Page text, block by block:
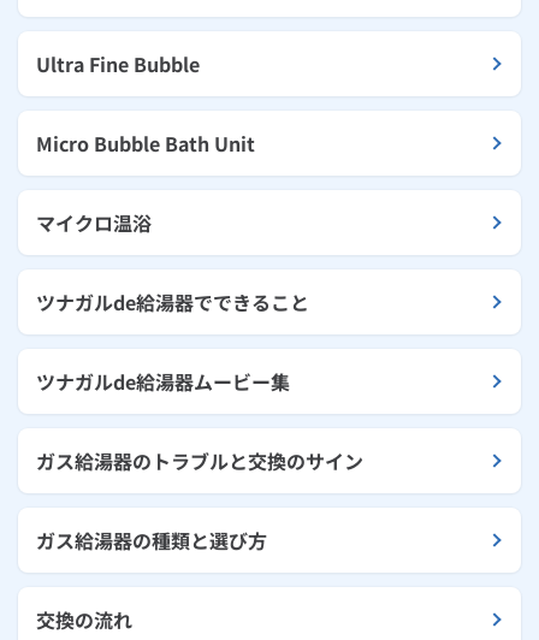
Ultra Fine Bubble
Micro Bubble Bath Unit
マイクロ温浴
ツナガルde給湯器でできること
ツナガルde給湯器ムービー集
ガス給湯器のトラブルと交換のサイン
ガス給湯器の種類と選び方
交換の流れ